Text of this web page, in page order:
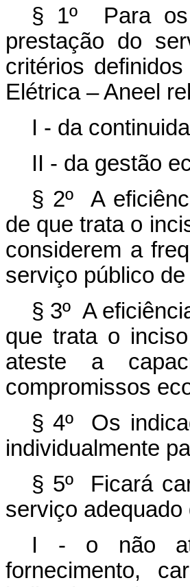
§ 1º Para
prestação do
critérios
Elétrica – Aneel
I - da
II - da gestão
§ 2º A
de que trata o
considerem a
serviço público
§ 3º A
que trata o
ateste a
compromissos
§ 4º Os
individualmente
§ 5º Ficará
serviço
I - o não
fornecimento,